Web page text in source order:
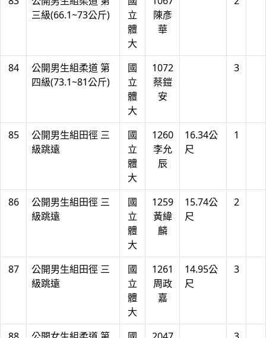
三級(66.1~73公斤)
立
體
大
陳彥
華
84
公開男生組柔道 第
四級(73.1~81公斤)
國
立
體
大
1072
蔡鎧
安
3
85
公開男生組田徑 三
級跳遠
國
立
體
大
1260
李允
辰
16.34公
尺
1
86
公開男生組田徑 三
級跳遠
國
立
體
大
1259
黃緯
麟
15.74公
尺
2
87
公開男生組田徑 三
級跳遠
國
立
體
大
1261
周政
嘉
14.95公
尺
3